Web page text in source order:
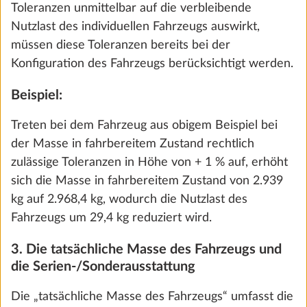
Gas-Außensteckdose
316 €
Hinzufügen
Vergewissere dich ggf. bei deinem HOBBY-
Handelspartner, dass die technisch zulässige
wird, d. h. dass ausreichend freie Masse für die
Mitfahrer (nur bei Wohnmobilen und Kastenwagen)
und die Mindest-Nutzlast verbleibt.
6. Die maximale Masse für Sonderausstattung
Damit die technisch zulässige Gesamtmasse des
Fahrzeugs unter Berücksichtigung der Masse in
bei Wohnmobilen und Kastenwagen) und der
gesetzlich vorgeschriebenen Mindest-Nutzlast
durch den Einbau von Sonderausstattung nicht